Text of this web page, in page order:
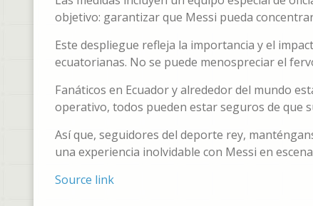
objetivo: garantizar que Messi pueda
Este despliegue refleja la importancia y el
ecuatorianas. No se puede menospreciar el
Fanáticos en Ecuador y alrededor del mundo
operativo, todos pueden estar seguros de que
Así que, seguidores del deporte rey,
una experiencia inolvidable con Messi en
Source link